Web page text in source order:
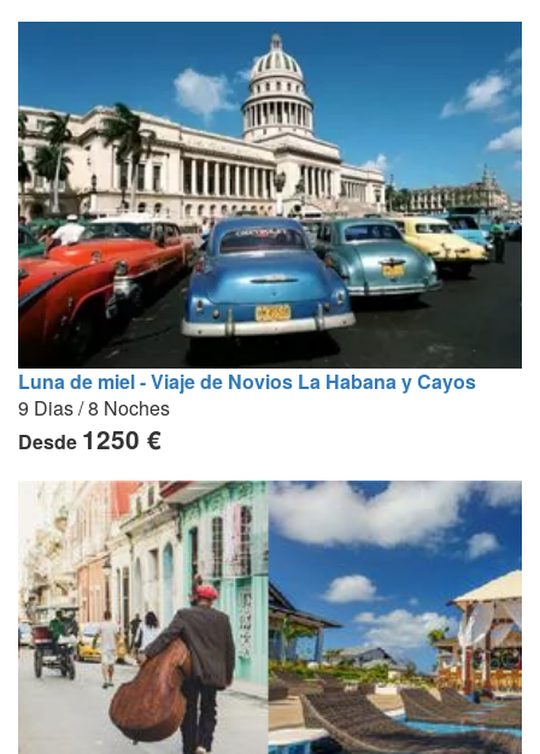
Luna de miel - Viaje de Novios La Habana y Cayos
9 Dias / 8 Noches
Desde 1250 €